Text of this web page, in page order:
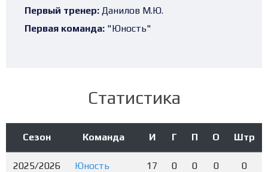
Первый тренер: Данилов М.Ю.
Первая команда: "Юность"
Статистика
Сезон Команда И Г П О Штр
2025/2026
Юность
17 0 0 0 0